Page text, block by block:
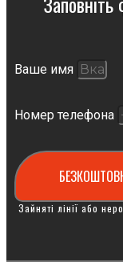
Ваше имя
Номер телефона
Зайняті лінії або